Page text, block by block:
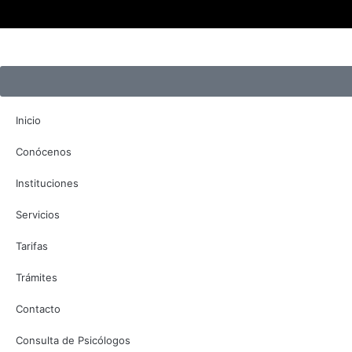
Inicio
Conócenos
Instituciones
Servicios
Tarifas
Trámites
Contacto
Consulta de Psicólogos